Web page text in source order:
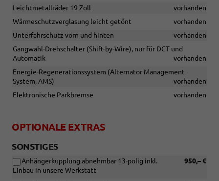
Leichtmetallräder 19 Zoll
vorhanden
Wärmeschutzverglasung leicht getönt
vorhanden
Unterfahrschutz vorn und hinten
vorhanden
Gangwahl-Drehschalter (Shift-by-Wire), nur für DCT und
Automatik
vorhanden
Energie-Regenerationssystem (Alternator Management
System, AMS)
vorhanden
Elektronische Parkbremse
vorhanden
OPTIONALE EXTRAS
SONSTIGES
950,– €
Anhängerkupplung abnehmbar 13-polig inkl.
Einbau in unsere Werkstatt